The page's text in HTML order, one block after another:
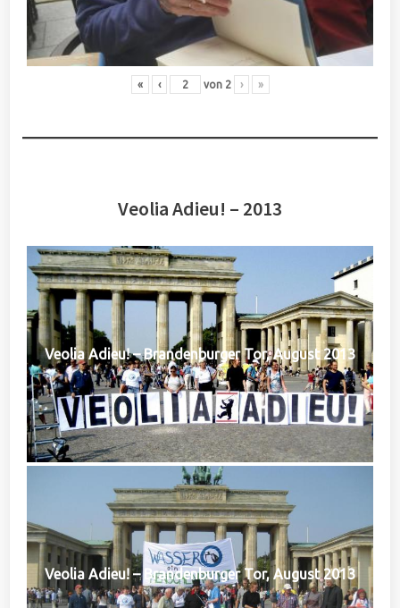
« ‹ von 2 › »
Veolia Adieu! – 2013
Veolia Adieu! – Brandenburger Tor, August 2013
Veolia Adieu! – Brandenburger Tor, August 2013